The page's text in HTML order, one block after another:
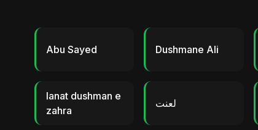
Abu Sayed Dushmane Ali
lanat dushman e
zahra
لعنت